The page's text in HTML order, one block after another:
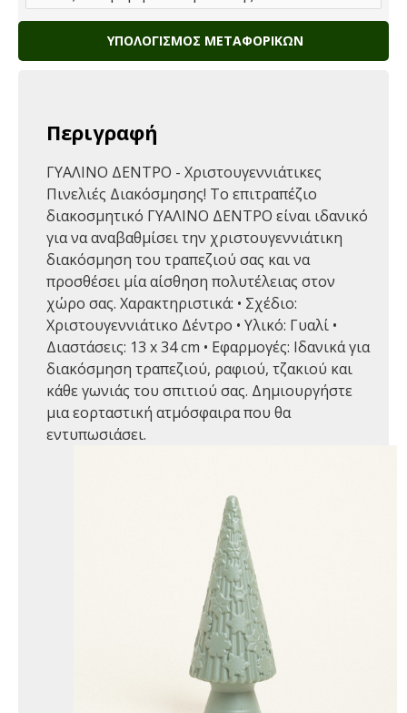
ΥΠΟΛΟΓΙΣΜΌΣ ΜΕΤΑΦΟΡΙΚΏΝ
Περιγραφή
ΓΥΑΛΙΝΟ ΔΕΝΤΡΟ - Χριστουγεννιάτικες
Πινελιές Διακόσμησης! Το επιτραπέζιο
διακοσμητικό ΓΥΑΛΙΝΟ ΔΕΝΤΡΟ είναι ιδανικό
για να αναβαθμίσει την χριστουγεννιάτικη
διακόσμηση του τραπεζιού σας και να
προσθέσει μία αίσθηση πολυτέλειας στον
χώρο σας. Χαρακτηριστικά: • Σχέδιο:
Χριστουγεννιάτικο Δέντρο • Υλικό: Γυαλί •
Διαστάσεις: 13 x 34 cm • Εφαρμογές: Ιδανικά για
διακόσμηση τραπεζιού, ραφιού, τζακιού και
κάθε γωνιάς του σπιτιού σας. Δημιουργήστε
μια εορταστική ατμόσφαιρα που θα
εντυπωσιάσει.